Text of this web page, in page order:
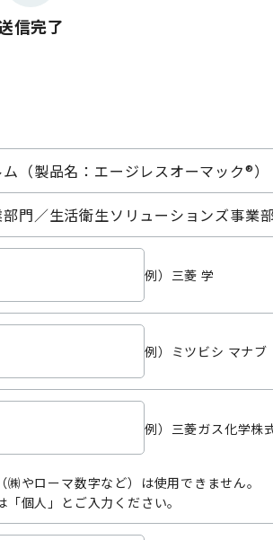
信完了
（製品名：エージレスオーマック®）
門／生活衛生ソリューションズ事業
例）三菱 学
例）ミツビシ マナブ
例）三菱ガス化学株
やローマ数字など）は使用できません。
個人」とご入力ください。